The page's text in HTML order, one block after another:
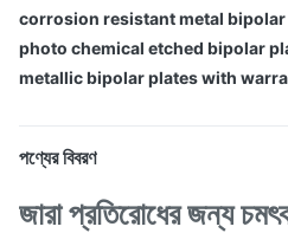
corrosion resistant metal
photo chemical etched bipolar
metallic bipolar plates with
পণ্যের বিবরণ
জারা প্রতিরোধের জন্য